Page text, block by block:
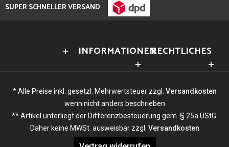
SUPER SCHNELLER VERSAND
INFORMATIONENRECHTLICHES
* Alle Preise inkl. gesetzl. Mehrwertsteuer zzgl. Versandkosten
wenn nicht anders beschrieben
** Artikel unterliegt der Differenzbesteuerung gem. § 25a UStG.
Daher keine MWSt. ausweisbar zzgl. Versandkosten